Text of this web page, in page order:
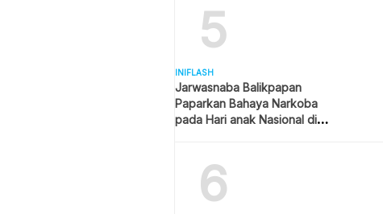
5
INIFLASH
Jarwasnaba Balikpapan
Paparkan Bahaya Narkoba
pada Hari anak Nasional di
6